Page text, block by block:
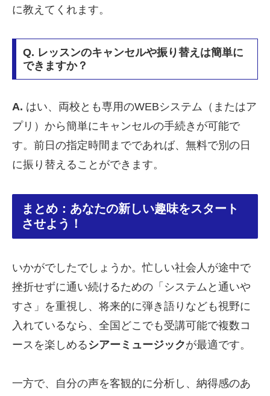
に教えてくれます。
Q. レッスンのキャンセルや振り替えは簡単に
できますか？
A. はい、両校とも専用のWEBシステム（またはア
プリ）から簡単にキャンセルの手続きが可能で
す。前日の指定時間までであれば、無料で別の日
に振り替えることができます。
まとめ：あなたの新しい趣味をスタート
させよう！
いかがでしたでしょうか。忙しい社会人が途中で
挫折せずに通い続けるための「システムと通いや
すさ」を重視し、将来的に弾き語りなども視野に
入れているなら、全国どこでも受講可能で複数コ
ースを楽しめる シアーミュージックが最適です。
一方で、自分の声を客観的に分析し、納得感のあ